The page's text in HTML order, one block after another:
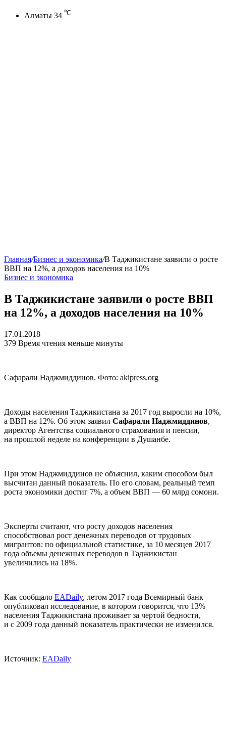
Алматы 34 ℃
Главная/Бизнес и экономика/В Таджикистане заявили о росте
ВВП на 12%, а доходов населения на 10%
Бизнес и экономика
В Таджикистане заявили о росте ВВП
на 12%, а доходов населения на 10%
17.01.2018
379 Время чтения меньше минуты
Сафарали Наджмиддинов. Фото: akipress.org
Доходы населения Таджикистана за 2017 год выросли на 10%,
а ВВП на 12%. Об этом заявил Сафарали Наджмиддинов,
директор Агентства социального страхования и пенсии,
на прошлой неделе на конференции в Душанбе.
При этом Наджмиддинов не объяснил, каким способом был
высчитан данный показатель. По его словам, реальный темп
роста экономики достиг 7%, а объем ВВП — 60 млрд сомони.
Эксперты считают, что росту доходов населения
способствовал рост денежных переводов от трудовых
мигрантов: по официальной статистике, за 10 месяцев 2017
года объемы денежных переводов в Таджикистан
увеличились на 18%.
Как сообщало EADaily, летом 2017 года Всемирный банк
опубликовал исследование, в котором говорится, что 13%
населения Таджикистана проживает за чертой бедности,
и с 2009 года данный показатель практически не изменился.
Источник: EADaily